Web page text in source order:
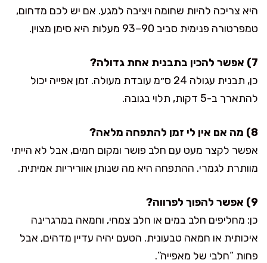
היא צריכה להיות שחומה ויציבה למגע. אם יש לכם מדחום,
טמפרטורה פנימית סביב 90–93 מעלות היא סימן מצוין.
7) אפשר להכין בתבנית אחת גדולה?
כן, תבנית עגולה 24 ס״מ עובדת מעולה. זמן אפייה יכול
להתארך ב-5 דקות, תלוי בגובה.
8) מה אם אין לי זמן להתפחה מלאה?
אפשר לקצר מעט עם חלב פושר ומקום חמים, אבל לא הייתי
מוותרת לגמרי. ההתפחה היא מה שנותן אווריריות אמיתית.
9) אפשר להפוך לפרווה?
כן: מחליפים חלב במים או חלב צמחי, וחמאה במרגרינה
איכותית או חמאה טבעונית. הטעם יהיה עדיין מדהים, אבל
פחות “חלבי של מאפייה”.